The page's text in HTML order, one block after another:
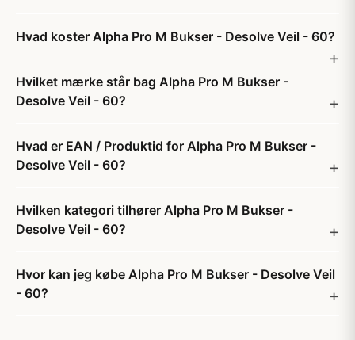
Hvad koster Alpha Pro M Bukser - Desolve Veil - 60?
Hvilket mærke står bag Alpha Pro M Bukser -
Desolve Veil - 60?
Hvad er EAN / Produktid for Alpha Pro M Bukser -
Desolve Veil - 60?
Hvilken kategori tilhører Alpha Pro M Bukser -
Desolve Veil - 60?
Hvor kan jeg købe Alpha Pro M Bukser - Desolve Veil
- 60?